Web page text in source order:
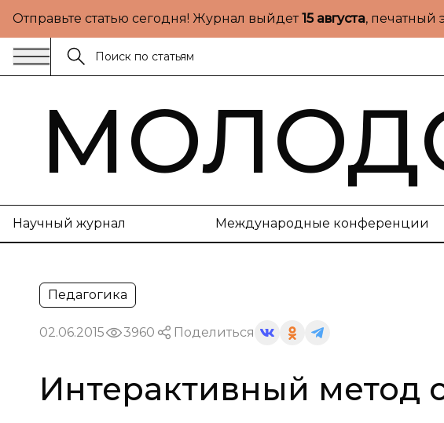
Отправьте статью сегодня! Журнал выйдет15 августа, печатный
Научный журнал Международные конференции
Педагогика
02.06.2015 3960 Поделиться
Интерактивный метод